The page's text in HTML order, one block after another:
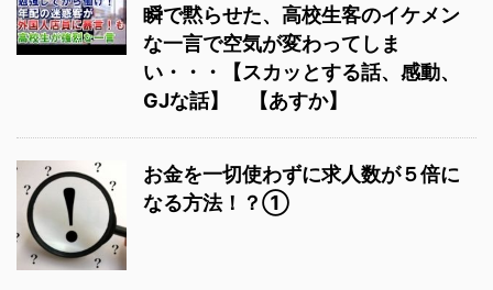
瞬で黙らせた、高校生客のイケメン
な一言で空気が変わってしま
い・・・【スカッとする話、感動、
GJな話】 【あすか】
お金を一切使わずに求人数が５倍に
なる方法！？①